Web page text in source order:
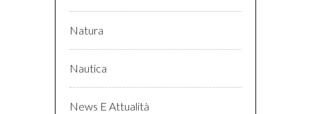
Natura
Nautica
News E Attualità